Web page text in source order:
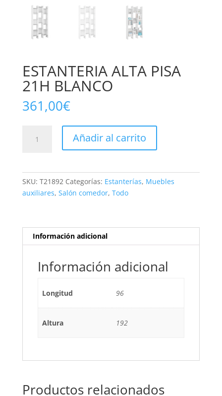
ESTANTERIA ALTA PISA
21H BLANCO
361,00€
ALTA
cantidad
Añadir al carrito
SKU: T21892 Categorías: Estanterías, Muebles
auxiliares, Salón comedor, Todo
Información adicional
Información adicional
Longitud 96
Altura 192
Productos relacionados